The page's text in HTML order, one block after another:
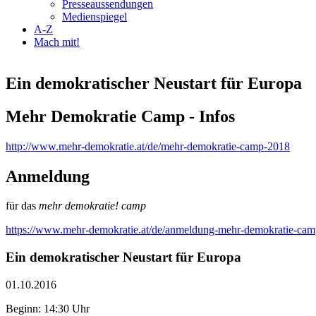
Presseaussendungen
Medienspiegel
A-Z
Mach mit!
Ein demokratischer Neustart für Europa
Mehr Demokratie Camp - Infos
http://www.mehr-demokratie.at/de/mehr-demokratie-camp-2018
Anmeldung
für das mehr demokratie! camp
https://www.mehr-demokratie.at/de/anmeldung-mehr-demokratie-
Ein demokratischer Neustart für Europa
01.10.2016
Beginn: 14:30 Uhr